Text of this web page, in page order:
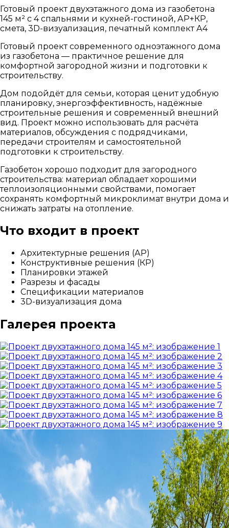
Готовый проект двухэтажного дома из газобетона
145 м² с 4 спальнями и кухней-гостиной, АР+КР,
смета, 3D-визуализация, печатный комплект А4
Готовый проект современного одноэтажного дома
из газобетона — практичное решение для
комфортной загородной жизни и подготовки к
строительству.
Дом подойдёт для семьи, которая ценит удобную
планировку, энергоэффективность, надёжные
строительные решения и современный внешний
вид. Проект можно использовать для расчёта
материалов, обсуждения с подрядчиками,
передачи строителям и самостоятельной
подготовки к строительству.
Газобетон хорошо подходит для загородного
строительства: материал обладает хорошими
теплоизоляционными свойствами, помогает
сохранять комфортный микроклимат внутри дома и
снижать затраты на отопление.
Что входит в проект
Архитектурные решения (АР)
Конструктивные решения (КР)
Планировки этажей
Разрезы и фасады
Спецификации материалов
3D-визуализация дома
Галерея проекта